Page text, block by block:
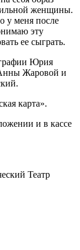
женщины.
у меня после
эту
ее сыграть.
Юрия
Жаровой и
карта».
и в кассе
Театр